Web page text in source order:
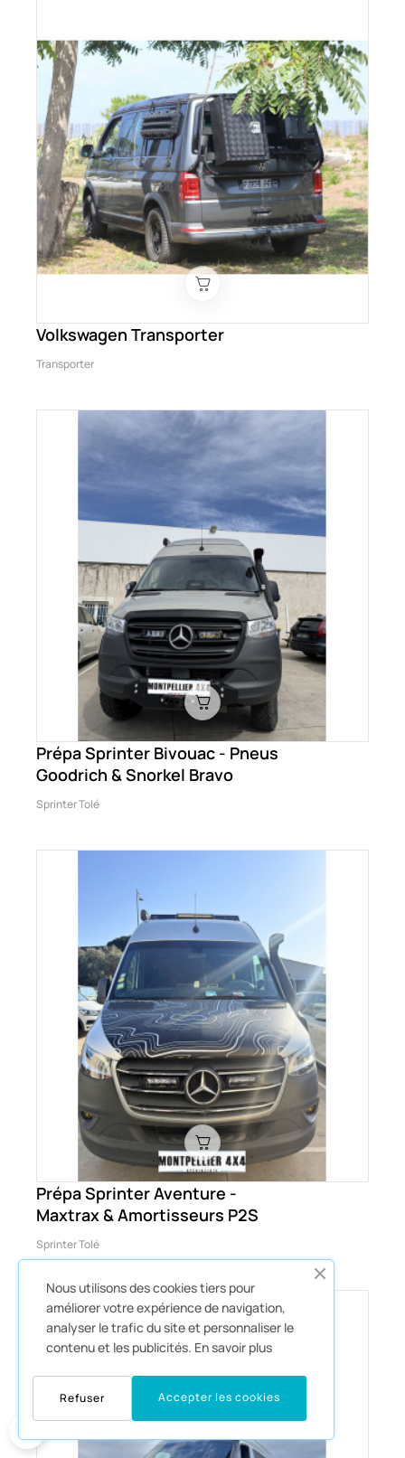
Volkswagen Transporter
Transporter
Prépa Sprinter Bivouac - Pneus
Goodrich & Snorkel Bravo
Sprinter Tolé
Prépa Sprinter Aventure -
Maxtrax & Amortisseurs P2S
Sprinter Tolé
Nous utilisons des cookies tiers pour
améliorer votre expérience de navigation,
analyser le trafic du site et personnaliser le
contenu et les publicités. En savoir plus
Accepter les cookies
Refuser